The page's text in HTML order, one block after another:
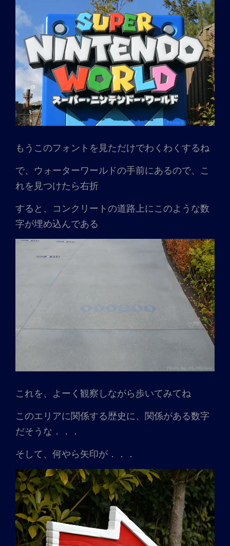
もうこのフォントを見ただけでわくわくするね
で、ウォーターワールドの手前にあるので、こ
れを見つけたら右折
すると、コンクリートの道路上にこのような数
字が埋め込んである
これを、よーく観察しながら歩いてみてね
このエリアに関係する歴史に、関係がある数字
だそうな．．．
そして、何やら矢印が．．．